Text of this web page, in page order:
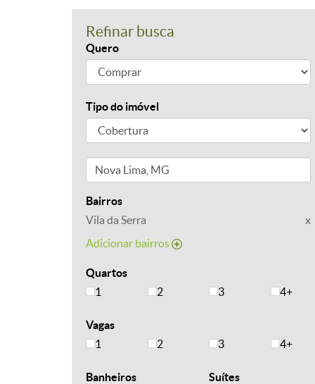
Refinar busca
Quero
Tipo do imóvel
Bairros
Vila da Serra
x
Adicionar bairros
Quartos
1
2 3 4+
Vagas
1
2 3 4+
Banheiros Suítes